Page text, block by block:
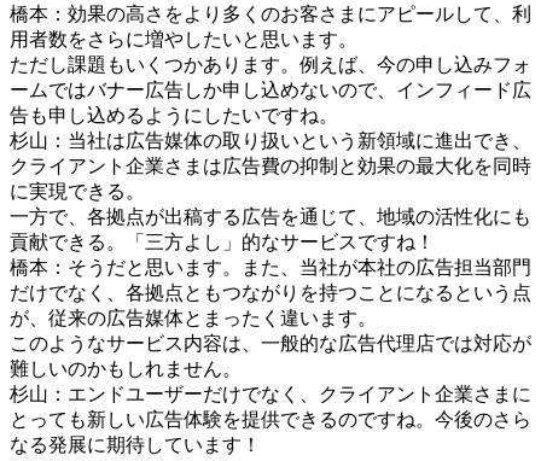
橋本：効果の高さをより多くのお客さまにアピールして、利
用者数をさらに増やしたいと思います。
ただし課題もいくつかあります。例えば、今の申し込みフォ
ームではバナー広告しか申し込めないので、インフィード広
告も申し込めるようにしたいですね。
杉山：当社は広告媒体の取り扱いという新領域に進出でき、
クライアント企業さまは広告費の抑制と効果の最大化を同時
に実現できる。
一方で、各拠点が出稿する広告を通じて、地域の活性化にも
貢献できる。「三方よし」的なサービスですね！
橋本：そうだと思います。また、当社が本社の広告担当部門
だけでなく、各拠点ともつながりを持つことになるという点
が、従来の広告媒体とまったく違います。
このようなサービス内容は、一般的な広告代理店では対応が
難しいのかもしれません。
杉山：エンドユーザーだけでなく、クライアント企業さまに
とっても新しい広告体験を提供できるのですね。今後のさら
なる発展に期待しています！